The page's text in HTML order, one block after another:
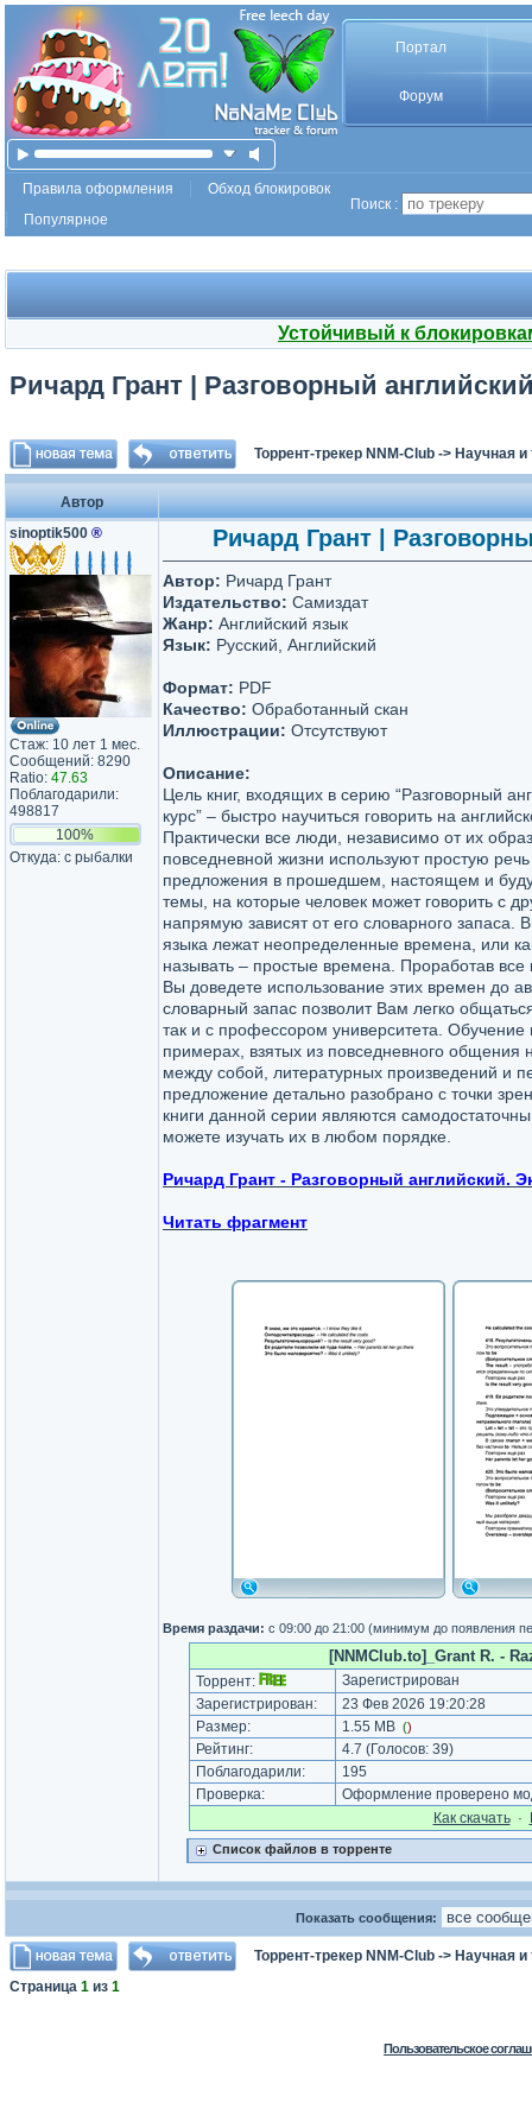
Портал
Форум
Правила оформления
Обход блокировок
Популярное
Поиск :
Устойчивый к
Ричард Грант | Разговорный
Торрент-трекер NNM-Club -> Научная и
Автор
sinoptik500 ®
Стаж: 10 лет 1 мес.
Сообщений: 8290
Ratio: 47.63
Поблагодарили:
498817
100%
Откуда: с рыбалки
Ричард Грант |
Автор: Ричард Грант
Издательство: Самиздат
Жанр: Английский язык
Язык: Русский, Английский
Формат: PDF
Качество: Обработанный скан
Иллюстрации: Отсутствуют
Описание:
Цель книг, входящих в серию “Разговорный
курс” – быстро научиться говорить на
Практически все люди, независимо от их
повседневной жизни используют простую
предложения в прошедшем, настоящем и
темы, на которые человек может говорить с
напрямую зависят от его словарного запаса.
языка лежат неопределенные времена, или
называть – простые времена. Проработав все
Вы доведете использование этих времен до
словарный запас позволит Вам легко
так и с профессором университета. Обучение
примерах, взятых из повседневного общения
между собой, литературных произведений и
предложение детально разобрано с точки
книги данной серии являются
можете изучать их в любом порядке.
Ричард Грант - Разговорный английский.
Читать фрагмент
Время раздачи: с 09:00 до 21:00 (минимум до появления
[NNMClub.to]_Grant R. -
Торрент:
Зарегистрирован
Зарегистрирован:
23 Фев 2026 19:20:28
Размер:
1.55 MB ()
Рейтинг: 4.7 (Голосов: 39)
Поблагодарили:
195
Проверка:
Оформление проверено
Как cкачать·
Список файлов в торренте
Показать сообщения:
Торрент-трекер NNM-Club -> Научная и
Страница 1 из 1
Пользовательское